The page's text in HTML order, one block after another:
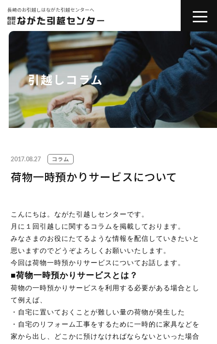
長崎のお引越しはながた引越センターへ
toggle
会社紹介
お引越しサービス
その他サービス
コラム
引越しの豆知識
お見積り無料！
お気軽にお問い合わせください。
095-839-1983
引越しコラム
2017.08.27 コラム
荷物一時預かりサービスについて
こんにちは。ながた引越しセンターです。
月に１回引越しに関するコラムを掲載しております。
みなさまのお役にたてるような情報を配信していきたいと
思いますのでどうぞよろしくお願いいたします。
今回は荷物一時預かりサービスについてお話します。
■荷物一時預かりサービスとは？
荷物の一時預かりサービスを利用する必要がある場合とし
て例えば、
・自宅に置いておくことが難しい量の荷物が発生した
・自宅のリフォーム工事をするために一時的に家具などを
家から出し、どこかに預けなければならないといった場合